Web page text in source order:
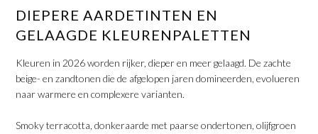
DIEPERE AARDETINTEN EN
GELAAGDE KLEURENPALETTEN
Kleuren in 2026 worden rijker, dieper en meer gelaagd. De zachte
beige- en zandtonen die de afgelopen jaren domineerden, evolueren
naar warmere en complexere varianten.
​Smoky terracotta, donkeraarde met paarse ondertonen, olijfgroen